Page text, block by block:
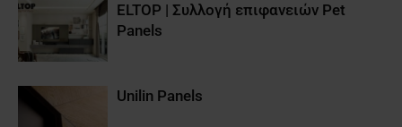
ELTOP | Συλλογή επιφανειών Pet
Panels
Unilin Panels